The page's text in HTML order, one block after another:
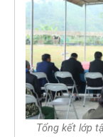
Tổng kết lớp